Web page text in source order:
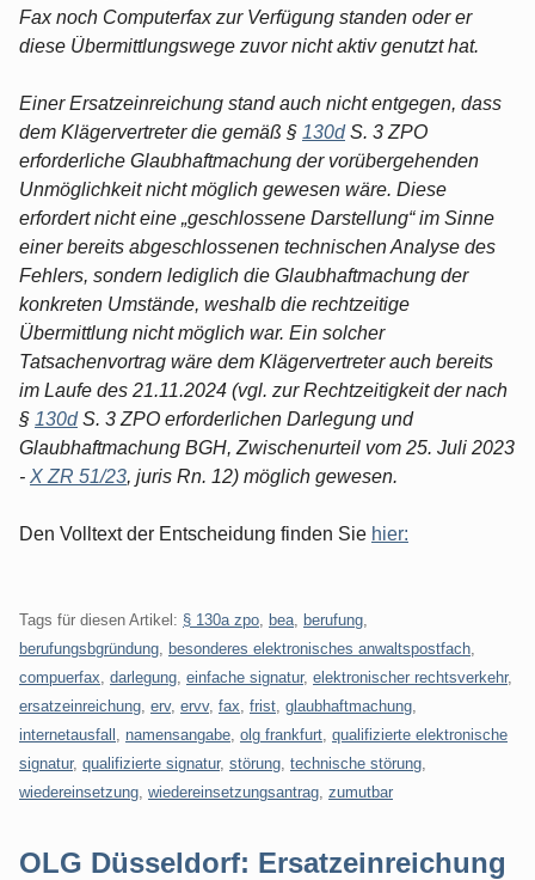
Fax noch Computerfax zur Verfügung standen oder er
diese Übermittlungswege zuvor nicht aktiv genutzt hat.
Einer Ersatzeinreichung stand auch nicht entgegen, dass
dem Klägervertreter die gemäß § 130dS. 3 ZPO
erforderliche Glaubhaftmachung der vorübergehenden
Unmöglichkeit nicht möglich gewesen wäre. Diese
erfordert nicht eine „geschlossene Darstellung“ im Sinne
einer bereits abgeschlossenen technischen Analyse des
Fehlers, sondern lediglich die Glaubhaftmachung der
konkreten Umstände, weshalb die rechtzeitige
Übermittlung nicht möglich war. Ein solcher
Tatsachenvortrag wäre dem Klägervertreter auch bereits
im Laufe des 21.11.2024 (vgl. zur Rechtzeitigkeit der nach
§ 130dS. 3 ZPO erforderlichen Darlegung und
Glaubhaftmachung BGH, Zwischenurteil vom 25. Juli 2023
- X ZR 51/23, juris Rn. 12) möglich gewesen.
Den Volltext der Entscheidung finden Sie hier:
Tags für diesen Artikel: § 130a zpo bea berufung
berufungsbgründung
besonderes elektronisches anwaltspostfach
compuerfax darlegung einfache signatur, elektronischer rechtsverkehr,
ersatzeinreichung erv, ervv, fax frist glaubhaftmachung
internetausfall
namensangabe olg frankfurt qualifizierte elektronische
signatur, qualifizierte signatur, störung technische störung
wiedereinsetzung wiedereinsetzungsantrag zumutbar
OLG Düsseldorf: Ersatzeinreichung